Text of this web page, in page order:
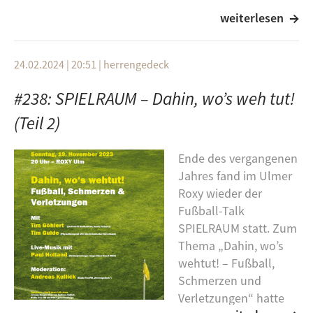
Willy Michl
Live im ORF, 1976
The Rolling Stones
Angie
Stripped, 1995
Deep Purple
Highway Star
Made in Japan, 1972
Kinderzimmer Productions
Irgendwo zwischen
weiterlesen
24.02.2024 | 20:51 | herrengedeck
#238: SPIELRAUM – Dahin, wo’s weh tut!
(Teil 2)
Ende des vergangenen
Jahres fand im Ulmer
Roxy wieder der
Fußball-Talk
SPIELRAUM statt. Zum
Thema „Dahin, wo’s
wehtut! – Fußball,
Schmerzen und
Verletzungen“ hatte